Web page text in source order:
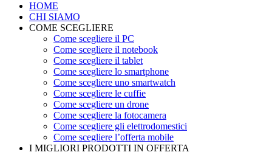
HOME
CHI SIAMO
COME SCEGLIERE
Come scegliere il PC
Come scegliere il notebook
Come scegliere il tablet
Come scegliere lo smartphone
Come scegliere uno smartwatch
Come scegliere le cuffie
Come scegliere un drone
Come scegliere la fotocamera
Come scegliere gli elettrodomestici
Come scegliere l’offerta mobile
I MIGLIORI PRODOTTI IN OFFERTA